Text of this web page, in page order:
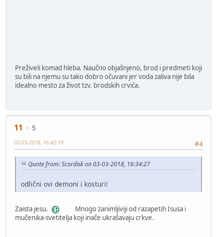
Preživeli komad hleba. Naučno objašnjeno, brod i predmeti koji
su bili na njemu su tako dobro očuvani jer voda zaliva nije bila
idealno mesto za život tzv. brodskih crvića.
11
5
#4
03-03-2018, 16:42:19
Quote from: Scordisk on 03-03-2018, 16:34:27
odlični ovi demoni i kosturi!
Zaista jesu.
Mnogo zanimljiviji od razapetih Isusa i
mučenika-svetitelja koji inače ukrašavaju crkve.